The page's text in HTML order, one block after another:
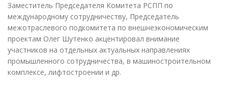
Заместитель Председателя Комитета РСПП по
международному сотрудничеству, Председатель
межотраслевого подкомитета по внешнеэкономическим
проектам Олег Шутенко акцентировал внимание
участников на отдельных актуальных направлениях
промышленного сотрудничества, в машиностроительном
комплексе, лифтостроении и др.